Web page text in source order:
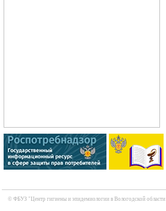
© ФБУЗ "Центр гигиены и эпидемиологии в Вологодской области